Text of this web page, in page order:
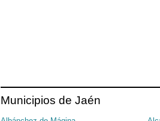
Municipios de Jaén